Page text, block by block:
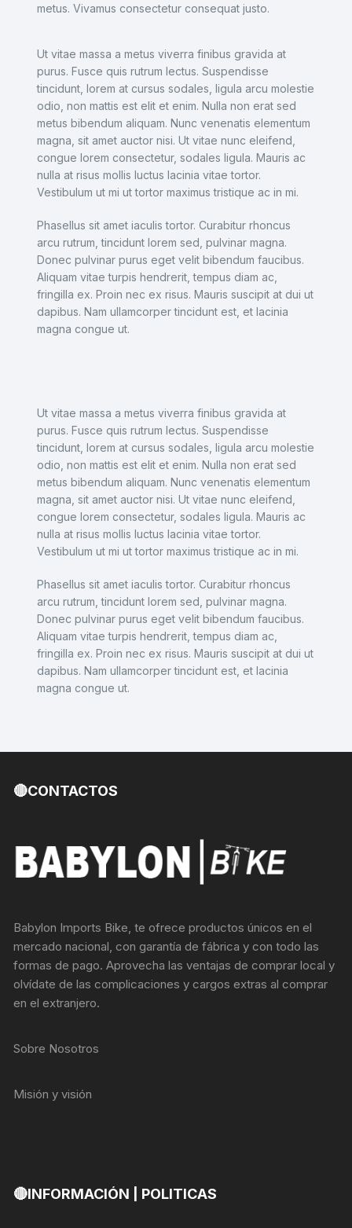
metus. Vivamus consectetur consequat justo.
Ut vitae massa a metus viverra finibus gravida at
purus. Fusce quis rutrum lectus. Suspendisse
tincidunt, lorem at cursus sodales, ligula arcu molestie
odio, non mattis est elit et enim. Nulla non erat sed
metus bibendum aliquam. Nunc venenatis elementum
magna, sit amet auctor nisi. Ut vitae nunc eleifend,
congue lorem consectetur, sodales ligula. Mauris ac
nulla at risus mollis luctus lacinia vitae tortor.
Vestibulum ut mi ut tortor maximus tristique ac in mi.
Phasellus sit amet iaculis tortor. Curabitur rhoncus
arcu rutrum, tincidunt lorem sed, pulvinar magna.
Donec pulvinar purus eget velit bibendum faucibus.
Aliquam vitae turpis hendrerit, tempus diam ac,
fringilla ex. Proin nec ex risus. Mauris suscipit at dui ut
dapibus. Nam ullamcorper tincidunt est, et lacinia
magna congue ut.
Ut vitae massa a metus viverra finibus gravida at
purus. Fusce quis rutrum lectus. Suspendisse
tincidunt, lorem at cursus sodales, ligula arcu molestie
odio, non mattis est elit et enim. Nulla non erat sed
metus bibendum aliquam. Nunc venenatis elementum
magna, sit amet auctor nisi. Ut vitae nunc eleifend,
congue lorem consectetur, sodales ligula. Mauris ac
nulla at risus mollis luctus lacinia vitae tortor.
Vestibulum ut mi ut tortor maximus tristique ac in mi.
Phasellus sit amet iaculis tortor. Curabitur rhoncus
arcu rutrum, tincidunt lorem sed, pulvinar magna.
Donec pulvinar purus eget velit bibendum faucibus.
Aliquam vitae turpis hendrerit, tempus diam ac,
fringilla ex. Proin nec ex risus. Mauris suscipit at dui ut
dapibus. Nam ullamcorper tincidunt est, et lacinia
magna congue ut.
🔴CONTACTOS
Babylon Imports Bike, te ofrece productos únicos en el
mercado nacional, con garantía de fábrica y con todo las
formas de pago. Aprovecha las ventajas de comprar local y
olvídate de las complicaciones y cargos extras al comprar
en el extranjero.
Sobre Nosotros
Misión y visión
🔴INFORMACIÓN | POLITICAS